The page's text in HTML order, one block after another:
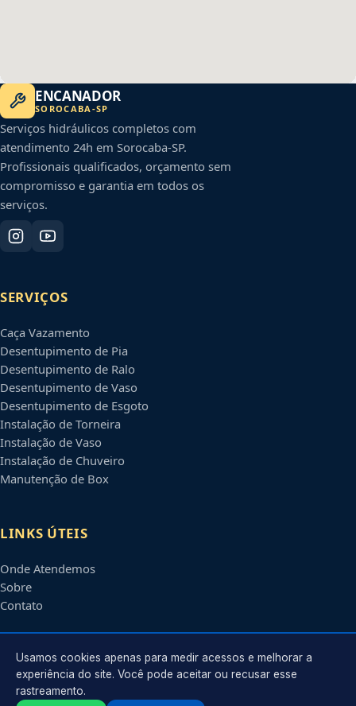
ENCANADOR
SOROCABA -SP
Serviços hidráulicos completos com
atendimento 24h em Sorocaba-SP.
Profissionais qualificados, orçamento sem
compromisso e garantia em todos os
serviços.
SERVIÇOS
Caça Vazamento
Desentupimento de Pia
Desentupimento de Ralo
Desentupimento de Vaso
Desentupimento de Esgoto
Instalação de Torneira
Instalação de Vaso
Instalação de Chuveiro
Manutenção de Box
LINKS ÚTEIS
Onde Atendemos
Sobre
Contato
CONTATO
Atendimento em
Usamos cookies apenas para medir acessos e melhorar a
experiência do site. Você pode aceitar ou recusar esse
rastreamento.